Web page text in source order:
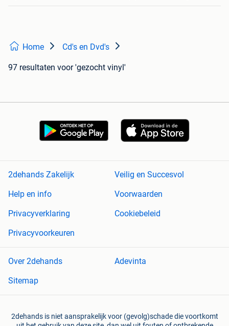
Home Cd's en Dvd's
97 resultaten voor 'gezocht vinyl'
2dehands Zakelijk
Veilig en Succesvol
Help en info
Voorwaarden
Privacyverklaring
Cookiebeleid
Privacyvoorkeuren
Over 2dehands
Adevinta
Sitemap
2dehands is niet aansprakelijk voor (gevolg)schade die voortkomt